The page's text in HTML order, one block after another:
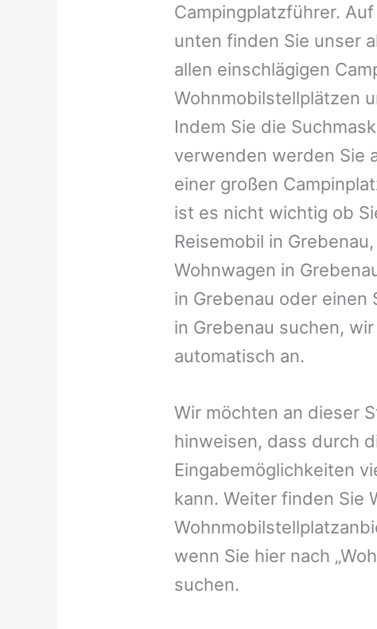
Campingplatzführer.
unten finden Sie unser
allen einschlägigen
Wohnmobilstellplätzen
Indem Sie die
verwenden werden Sie
einer großen
ist es nicht wichtig ob
Reisemobil in
Wohnwagen in
in Grebenau oder einen
in Grebenau suchen,
automatisch an.
Wir möchten an dieser
hinweisen, dass durch
Eingabemöglichkeiten
kann. Weiter finden Sie
wenn Sie hier nach
suchen.